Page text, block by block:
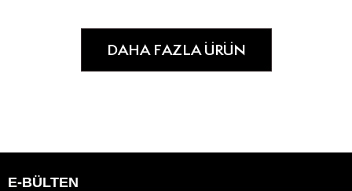
DAHA FAZLA ÜRÜN
E-BÜLTEN